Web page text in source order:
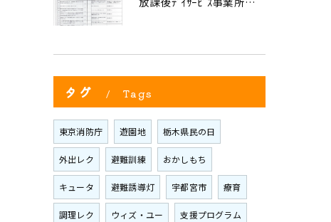
タグ Tags
東京消防庁 遊園地 栃木県民の日
外出レク 避難訓練 おかしもち
キュータ 避難誘導灯 宇都宮市 療育
調理レク ウィズ・ユー 支援プログラム